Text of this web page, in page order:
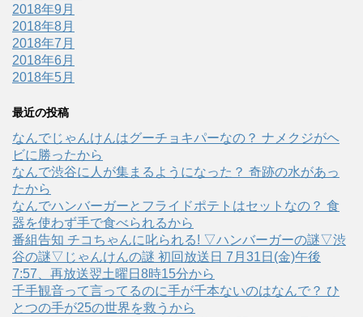
2018年9月
2018年8月
2018年7月
2018年6月
2018年5月
最近の投稿
なんでじゃんけんはグーチョキパーなの？ ナメクジがヘ
ビに勝ったから
なんで渋谷に人が集まるようになった？ 奇跡の水があっ
たから
なんでハンバーガーとフライドポテトはセットなの？ 食
器を使わず手で食べられるから
番組告知 チコちゃんに叱られる! ▽ハンバーガーの謎▽渋
谷の謎▽じゃんけんの謎 初回放送日 7月31日(金)午後
7:57、再放送翌土曜日8時15分から
千手観音って言ってるのに手が千本ないのはなんで？ ひ
とつの手が25の世界を救うから